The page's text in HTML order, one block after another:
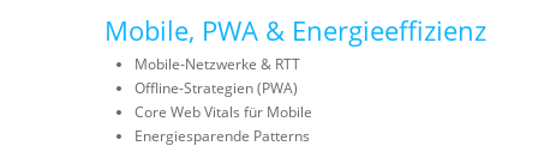
Mobile, PWA & Energieeffizienz
Mobile-Netzwerke & RTT
Offline-Strategien (PWA)
Core Web Vitals für Mobile
Energiesparende Patterns